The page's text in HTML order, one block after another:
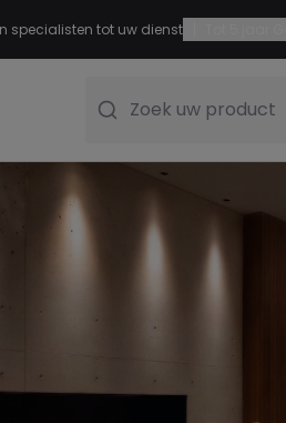
specialisten tot uw dienst
Zoek uw product